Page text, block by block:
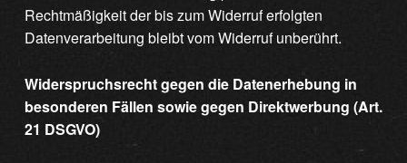
Rechtmäßigkeit der bis zum Widerruf erfolgten
Datenverarbeitung bleibt vom Widerruf unberührt.
Widerspruchsrecht gegen die Datenerhebung in
besonderen Fällen sowie gegen Direktwerbung (Art.
21 DSGVO)